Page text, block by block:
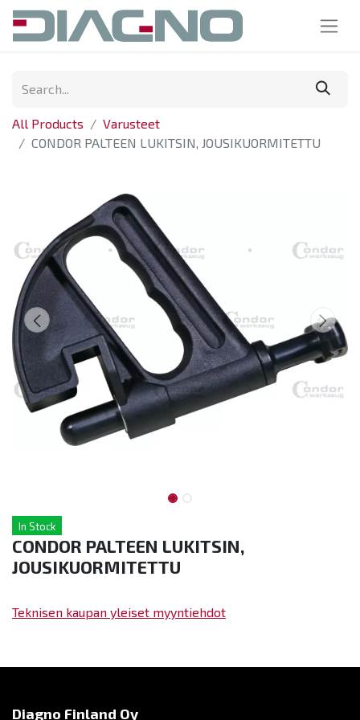
All Products
Varusteet
CONDOR PALTEEN LUKITSIN, JOUSIKUORMITETTU
In Stock
CONDOR PALTEEN LUKITSIN,
JOUSIKUORMITETTU
Teknisen kaupan yleiset myyntiehdot
Diagno Finland Oy